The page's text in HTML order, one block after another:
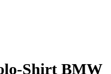
Shirt BMW